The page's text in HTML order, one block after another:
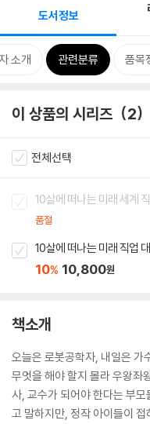
도서정보
소개 관련분류 품목
이 상품의 시리즈 2
전체선택
10살에 떠나는 미래 세계
품절
10살에 떠나는 미래 직업
10% 10,800원
책소개
오늘은 로봇공학자, 내일은 가
무엇을 해야 할지 몰라 우왕좌
사, 교수가 되어야 한다는 부
고 말하지만, 정작 아이들이